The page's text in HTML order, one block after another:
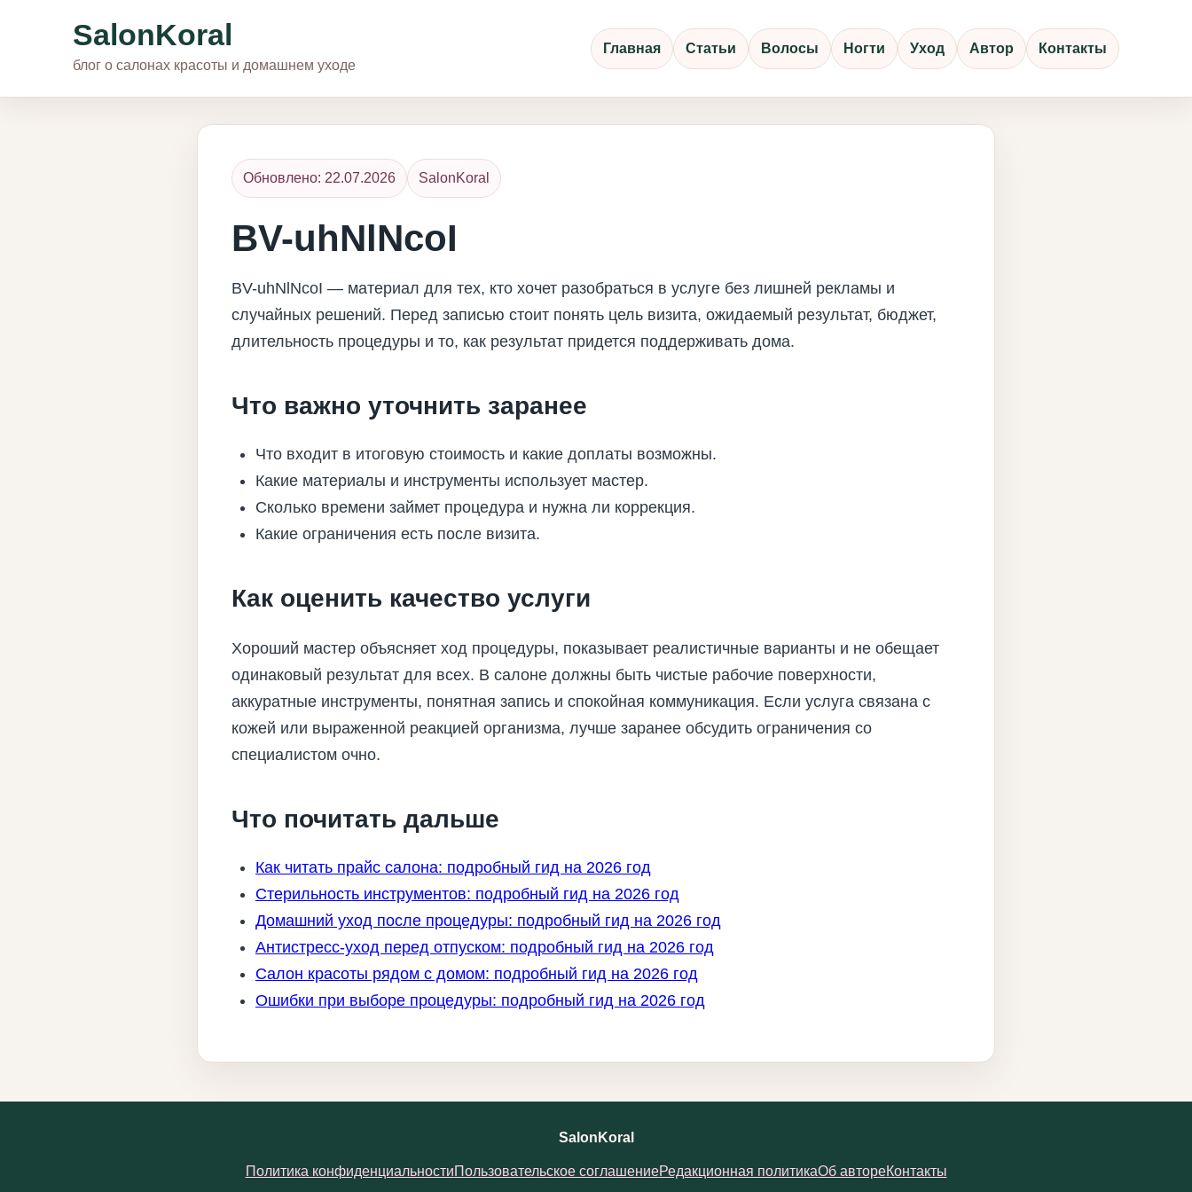
SalonKoral
блог о салонах красоты и домашнем уходе
Главная Статьи Волосы Ногти Уход Автор Контакты
Обновлено: 22.07.2026 SalonKoral
BV-uhNlNcoI
BV-uhNlNcoI — материал для тех, кто хочет разобраться в услуге без лишней рекламы и
случайных решений. Перед записью стоит понять цель визита, ожидаемый результат, бюджет,
длительность процедуры и то, как результат придется поддерживать дома.
Что важно уточнить заранее
Что входит в итоговую стоимость и какие доплаты возможны.
Какие материалы и инструменты использует мастер.
Сколько времени займет процедура и нужна ли коррекция.
Какие ограничения есть после визита.
Как оценить качество услуги
Хороший мастер объясняет ход процедуры, показывает реалистичные варианты и не обещает
одинаковый результат для всех. В салоне должны быть чистые рабочие поверхности,
аккуратные инструменты, понятная запись и спокойная коммуникация. Если услуга связана с
кожей или выраженной реакцией организма, лучше заранее обсудить ограничения со
специалистом очно.
Что почитать дальше
Как читать прайс салона: подробный гид на 2026 год
Стерильность инструментов: подробный гид на 2026 год
Домашний уход после процедуры: подробный гид на 2026 год
Антистресс-уход перед отпуском: подробный гид на 2026 год
Салон красоты рядом с домом: подробный гид на 2026 год
Ошибки при выборе процедуры: подробный гид на 2026 год
SalonKoral
Политика конфиденциальностиПользовательское соглашениеРедакционная политикаОб автореКонтакты